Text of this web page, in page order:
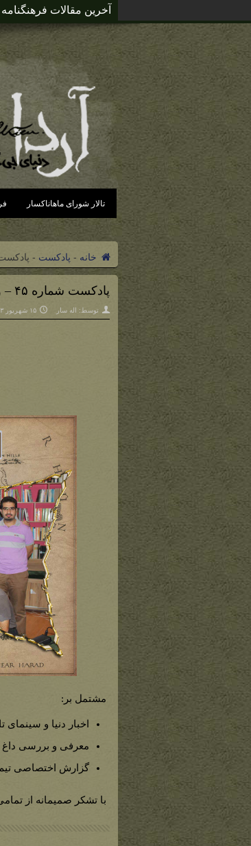
آخرین مقالات فرهنگنامه
تالار شورای ماهاناکسار
خانه - پادکست - پادکست شماره ۴۵ – ویژه
پادکست شماره ۴۵ – ویژه شماره چهل‌و‌یکمین سالگرد درگذشت تالکین
توسط: اله سار ۱۵ شهریور ۱۳۹۳
مشتمل بر:
اخبار دنیا و سینمای
معرفی و بررسی داغ
گزارش اختصاصی
با تشکر صمیمانه از